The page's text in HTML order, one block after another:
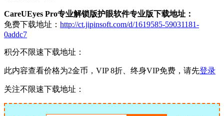
CareUEyes Pro专业解锁版护眼软件专业版下载地址：
免费下载地址： http://ct.jipinsoft.com/d/1619585-59031181-
0addc7
积分不限速下载地址：
此内容查看价格为2金币，VIP 8折、终身VIP免费，请先登录
关注不限速下载地址：